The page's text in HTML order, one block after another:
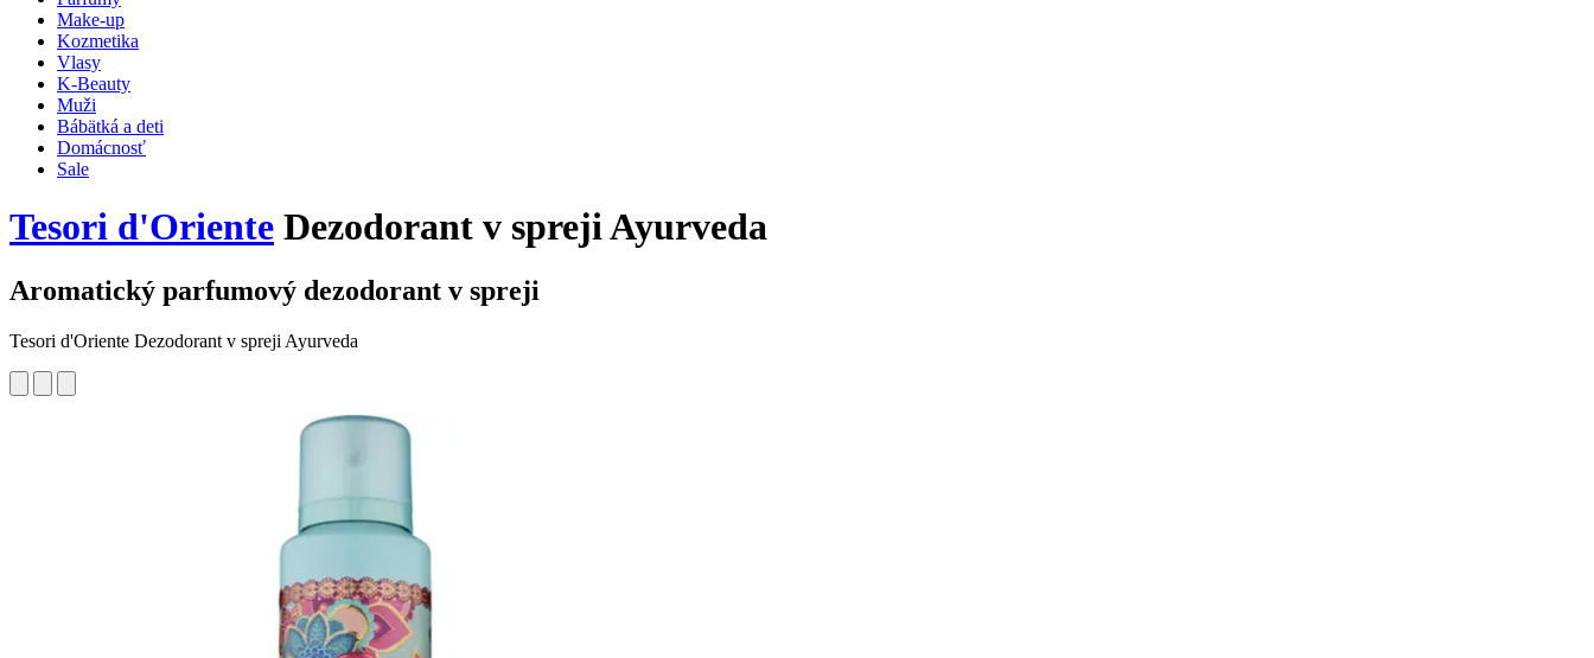
Make-up
Kozmetika
Vlasy
K-Beauty
Muži
Bábätká a deti
Domácnosť
Sale
Tesori d'Oriente Dezodorant v spreji Ayurveda
Aromatický parfumový dezodorant v spreji
Tesori d'Oriente Dezodorant v spreji Ayurveda